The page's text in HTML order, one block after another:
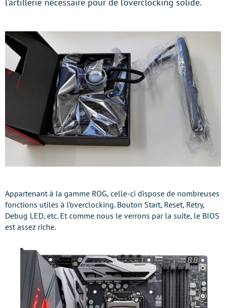
l’artillerie nécessaire pour de l’overclocking solide.
Appartenant à la gamme ROG, celle-ci dispose de nombreuses
fonctions utiles à l’overclocking. Bouton Start, Reset, Retry,
Debug LED, etc. Et comme nous le verrons par la suite, le BIOS
est assez riche.